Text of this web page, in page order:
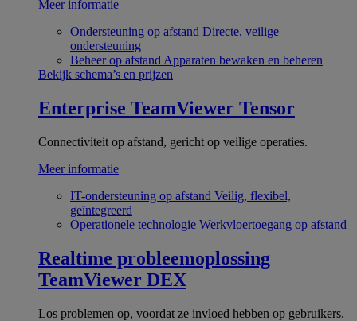
Meer informatie
Ondersteuning op afstand Directe, veilige
ondersteuning
Beheer op afstand Apparaten bewaken en beheren
Bekijk schema’s en prijzen
Enterprise TeamViewer Tensor
Connectiviteit op afstand, gericht op veilige operaties.
Meer informatie
IT-ondersteuning op afstand Veilig, flexibel,
geïntegreerd
Operationele technologie Werkvloertoegang op afstand
Realtime probleemoplossing
TeamViewer DEX
Los problemen op, voordat ze invloed hebben op gebruikers.